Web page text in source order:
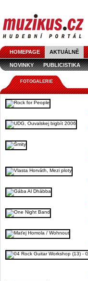
HOMEPAGE AKTUÁLNĚ
NOVINKY PUBLICISTIKA
FOTOGALERIE